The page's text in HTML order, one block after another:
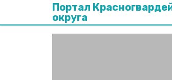
Портал
округа